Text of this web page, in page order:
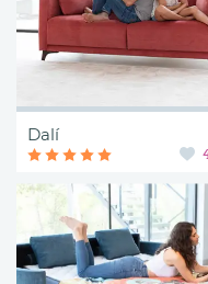
Dalí